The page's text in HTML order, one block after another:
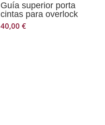
Guía superior porta
cintas para overlock
40,00€